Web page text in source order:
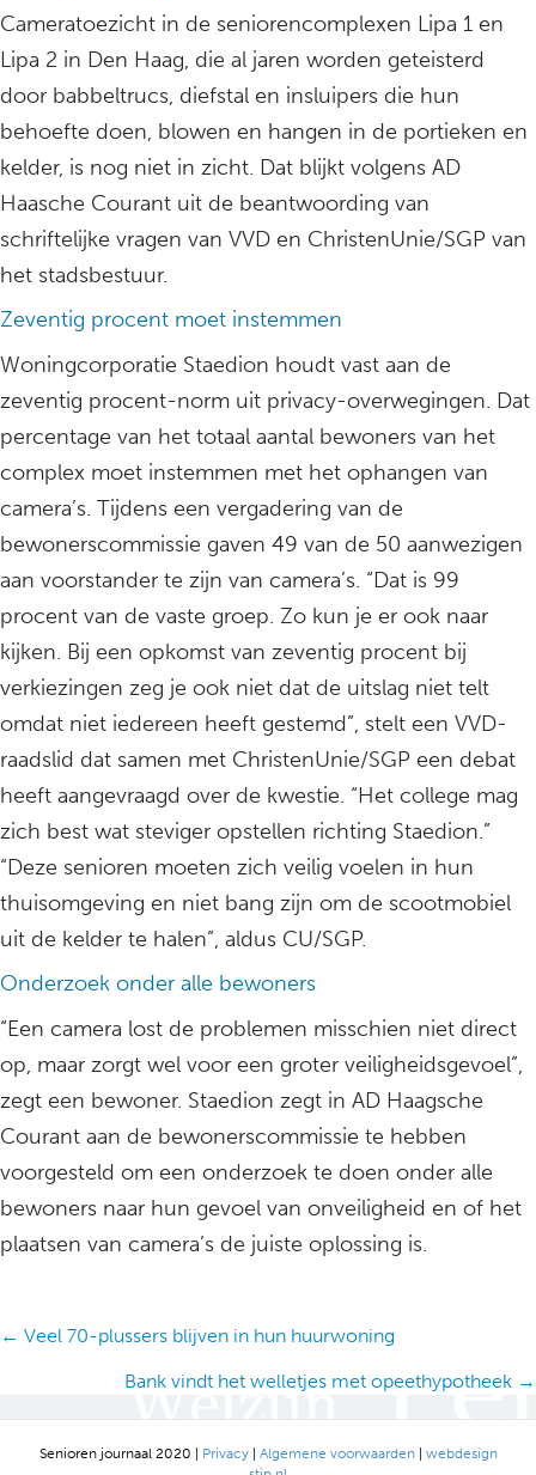
Cameratoezicht in de seniorencomplexen Lipa 1 en
Lipa 2 in Den Haag, die al jaren worden geteisterd
door babbeltrucs, diefstal en insluipers die hun
behoefte doen, blowen en hangen in de portieken en
kelder, is nog niet in zicht. Dat blijkt volgens AD
Haasche Courant uit de beantwoording van
schriftelijke vragen van VVD en ChristenUnie/SGP van
het stadsbestuur.
Zeventig procent moet instemmen
Woningcorporatie Staedion houdt vast aan de
zeventig procent-norm uit privacy-overwegingen. Dat
percentage van het totaal aantal bewoners van het
complex moet instemmen met het ophangen van
camera’s. Tijdens een vergadering van de
bewonerscommissie gaven 49 van de 50 aanwezigen
aan voorstander te zijn van camera’s. “Dat is 99
procent van de vaste groep. Zo kun je er ook naar
kijken. Bij een opkomst van zeventig procent bij
verkiezingen zeg je ook niet dat de uitslag niet telt
omdat niet iedereen heeft gestemd”, stelt een VVD-
raadslid dat samen met ChristenUnie/SGP een debat
heeft aangevraagd over de kwestie. “Het college mag
zich best wat steviger opstellen richting Staedion.”
“Deze senioren moeten zich veilig voelen in hun
thuisomgeving en niet bang zijn om de scootmobiel
uit de kelder te halen”, aldus CU/SGP.
Onderzoek onder alle bewoners
“Een camera lost de problemen misschien niet direct
op, maar zorgt wel voor een groter veiligheidsgevoel”,
zegt een bewoner. Staedion zegt in AD Haagsche
Courant aan de bewonerscommissie te hebben
voorgesteld om een onderzoek te doen onder alle
bewoners naar hun gevoel van onveiligheid en of het
plaatsen van camera’s de juiste oplossing is.
Posts
navigation
← Veel 70-plussers blijven in hun huurwoning
Bank vindt het welletjes met opeethypotheek →
Senioren journaal 2020 | Privacy| Algemene voorwaarden| webdesign